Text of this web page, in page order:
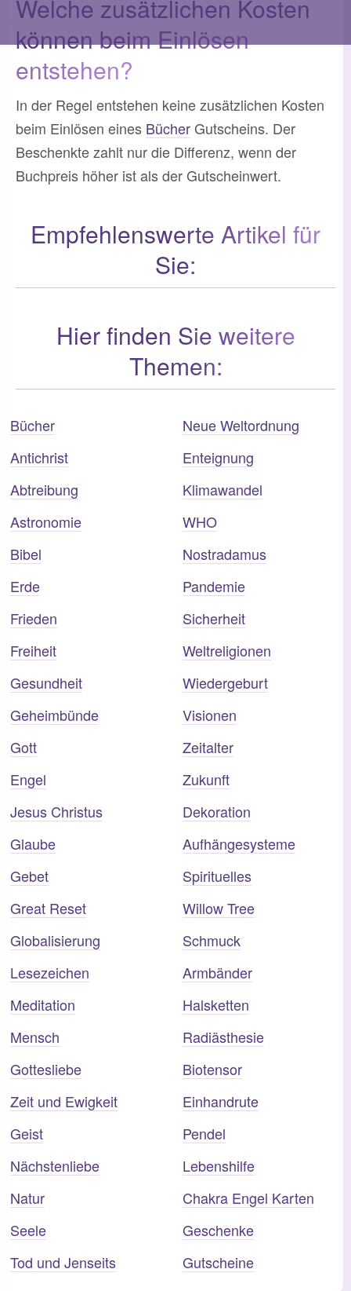
Welche zusätzlichen Kosten
können beim Einlösen
entstehen?
In der Regel entstehen keine zusätzlichen Kosten
beim Einlösen eines BücherGutscheins. Der
Beschenkte zahlt nur die Differenz, wenn der
Buchpreis höher ist als der Gutscheinwert.
Empfehlenswerte Artikel für
Sie:
Hier finden Sie weitere
Themen:
Bücher
Antichrist
Abtreibung
Astronomie
Bibel
Erde
Frieden
Freiheit
Gesundheit
Geheimbünde
Gott
Engel
Jesus Christus
Glaube
Gebet
Great Reset
Globalisierung
Lesezeichen
Meditation
Mensch
Gottesliebe
Zeit und Ewigkeit
Geist
Nächstenliebe
Natur
Seele
Tod und Jenseits
Neue Weltordnung
Enteignung
Klimawandel
WHO
Nostradamus
Pandemie
Sicherheit
Weltreligionen
Wiedergeburt
Visionen
Zeitalter
Zukunft
Dekoration
Aufhängesysteme
Spirituelles
Willow Tree
Schmuck
Armbänder
Halsketten
Radiästhesie
Biotensor
Einhandrute
Pendel
Lebenshilfe
Chakra Engel Karten
Geschenke
Gutscheine